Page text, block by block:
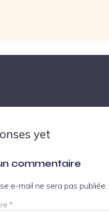
yet
commentaire
e-mail ne sera pas publiée.
*